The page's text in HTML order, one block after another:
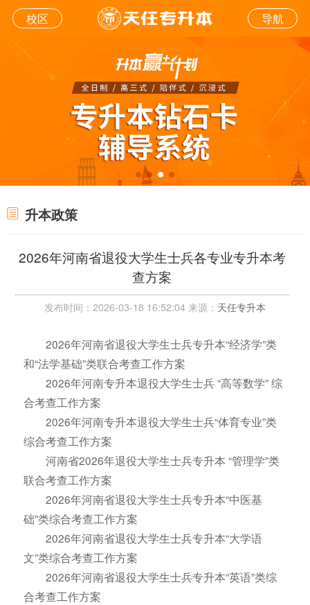
校区 导航
升本政策
2026年河南省退役大学生士兵各专业专升本考
查方案
发布时间：2026-03-18 16:52:04 来源： 天任专升本
2026年河南省退役大学生士兵专升本“经济学”类
和“法学基础”类联合考查工作方案
2026年河南专升本退役大学生士兵 “高等数学” 综
合考查工作方案
2026年河南专升本退役大学生士兵“体育专业”类
综合考查工作方案
河南省2026年退役大学生士兵专升本 “管理学”类
联合考查工作方案
2026年河南省退役大学生士兵专升本“中医基
础”类综合考查工作方案
2026年河南省退役大学生士兵专升本“大学语
文”类综合考查工作方案
2026年河南省退役大学生士兵专升本“英语”类综
合考查工作方案